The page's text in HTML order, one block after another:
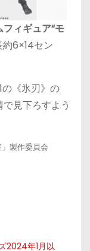
ィギュア“モ
約6×14セン
《氷刃》の
見下ろすよう
製作委員会
2024年1月以